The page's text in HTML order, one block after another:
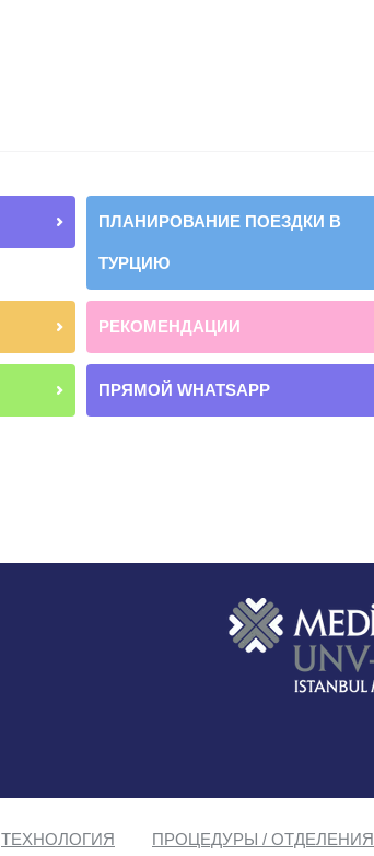
ПЛАНИРОВАНИЕ ПОЕЗДКИ В
ТУРЦИЮ
РЕКОМЕНДАЦИИ
ПРЯМОЙ WHATSAPP
ТЕХНОЛОГИЯ ПРОЦЕДУРЫ / ОТДЕЛЕНИЯ